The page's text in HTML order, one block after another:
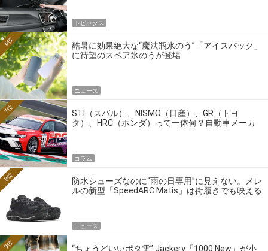
トピックス
酷暑に効果絶大な“魔法瓶氷のう”「アイスパック」
に待望のスペア氷のうが登場
6位
ニュース
STI（スバル）、NISMO（日産）、GR（トヨ
タ）、HRC（ホンダ）って一体何？自動車メーカ
7位
コラム
防水シューズなのに“雨の日専用”に見えない。メレ
ルの新型「SpeedARC Matis」は街履きでも映える
8位
ニュース
“ちょうどいいポタ電” Jackery「1000 New」が小
9位